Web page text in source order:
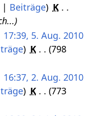
Beiträge
K
17:39, 5. Aug. 2010
K
798
16:37, 2. Aug. 2010
K
773